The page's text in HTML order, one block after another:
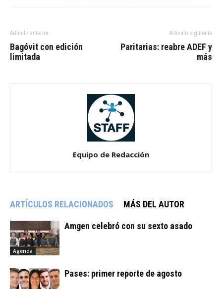
Artículo anterior
Bagóvit con edición
limitada
Artículo siguiente
Paritarias: reabre ADEF y
más
Equipo de Redacción
ARTÍCULOS RELACIONADOS MÁS DEL AUTOR
Agenda
Amgen celebró con su sexto asado
Pases: primer reporte de agosto